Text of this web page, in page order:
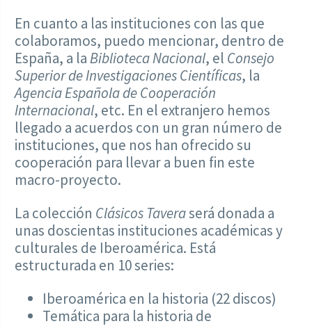
En cuanto a las instituciones con las que
colaboramos, puedo mencionar, dentro de
España, a laBiblioteca Nacional, el Consejo
Superior de Investigaciones Científicas, la
Agencia Española de Cooperación
Internacional, etc. En el extranjero hemos
llegado a acuerdos con un gran número de
instituciones, que nos han ofrecido su
cooperación para llevar a buen fin este
macro-proyecto.
La colección Clásicos Taveraserá donada a
unas doscientas instituciones académicas y
culturales de Iberoamérica. Está
estructurada en 10 series:
Iberoamérica en la historia (22 discos)
Temática para la historia de